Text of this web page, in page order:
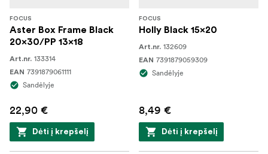
FOCUS
Aster Box Frame Black
20x30/PP 13x18
Art.nr. 133314
EAN 7391879061111
Sandėlyje
22,90 €
Dėti į krepšelį
FOCUS
Holly Black 15x20
Art.nr. 132609
EAN 7391879059309
Sandėlyje
8,49 €
Dėti į krepšelį